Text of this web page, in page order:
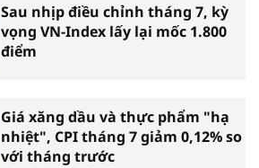
Sau nhịp điều chỉnh tháng 7, kỳ
vọng VN-Index lấy lại mốc 1.800
điểm
Giá xăng dầu và thực phẩm "hạ
nhiệt", CPI tháng 7 giảm 0,12% so
với tháng trước